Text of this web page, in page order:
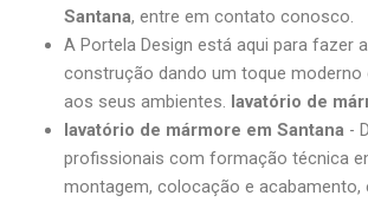
Santana, entre em contato conosco.
A Portela Design está aqui para fazer
construção dando um toque moderno
aos seus ambientes. lavatório de
lavatório de mármore em Santana-
profissionais com formação técnica
montagem, colocação e acabamento,